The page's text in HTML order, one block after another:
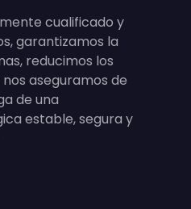
cualificado y
garantizamos la
reducimos los
aseguramos de
de una
estable, segura y